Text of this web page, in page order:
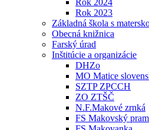
Rok 2024
Rok 2023
Základná škola s
Obecná knižnica
Farský úrad
Inštitúcie a organizácie
DHZo
MO Matice
SZTP ZPCCH
ZO ZTŠČ
N.F.Makové zrnká
FS Makovský